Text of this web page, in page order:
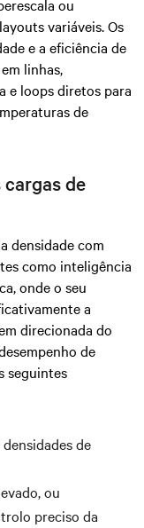
ou
variáveis. Os
e a eficiência de
linhas,
e loops diretos para
de
de
densidade com
como inteligência
onde o seu
a
direcionada do
de
seguintes
de
ou
preciso da